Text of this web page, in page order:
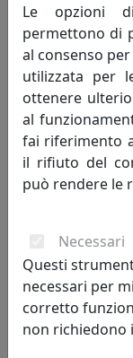
PORTAFOTO IN
Le opzioni
permettono di
al consenso
utilizzata per
ottenere
al
fai riferimento
il rifiuto del
può rendere le
Necessari
Questi
necessari per
corretto
non richiedono